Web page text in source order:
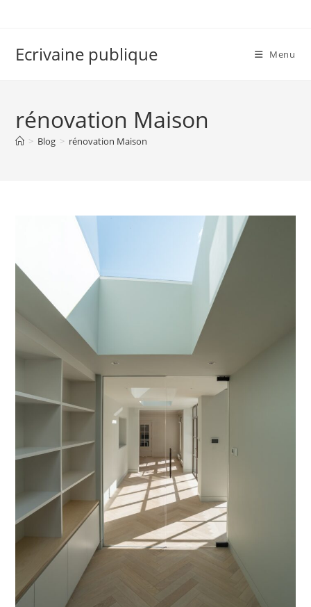
Ecrivaine publique Menu
rénovation Maison
> Blog > rénovation Maison